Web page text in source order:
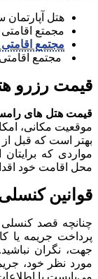
هتل
مجمتع
مجتمع
مجتمع
قیمت رزرو
قیمت هتل های
موقعیت مکانی،
بهتر است که قبل از
مواردی که
محل اقامت خود
قوانین
چنانچه قصد کنسلی
پرداخت جریمه‌ یا
جهت، نگران
مورد نظر خود،